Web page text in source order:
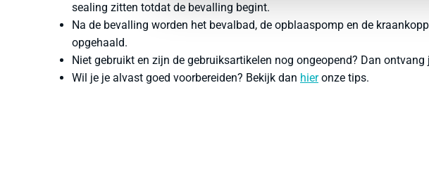
sealing zitten totdat de bevalling begint.
Na de bevalling worden het bevalbad, de opblaaspomp en de
opgehaald.
Niet gebruikt en zijn de gebruiksartikelen nog ongeopend? Dan ontvang
Wil je je alvast goed voorbereiden? Bekijk dan hieronze tips.